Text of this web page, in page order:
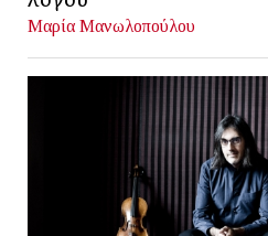
Μαρία Μανωλοπούλου